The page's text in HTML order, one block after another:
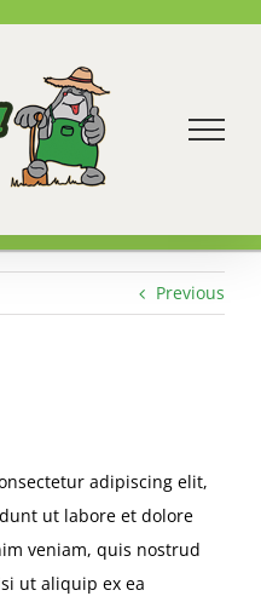
Previous
adipiscing elit,
ut labore et dolore
veniam, quis nostrud
ut aliquip ex ea